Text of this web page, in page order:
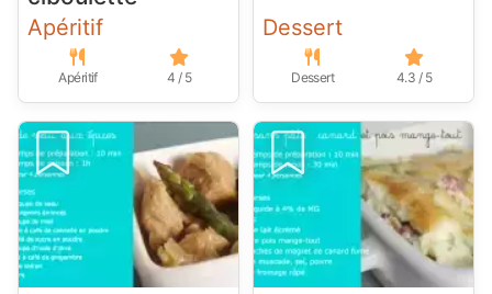
Apéritif
Apéritif 4 / 5
Dessert
Dessert 4.3 / 5